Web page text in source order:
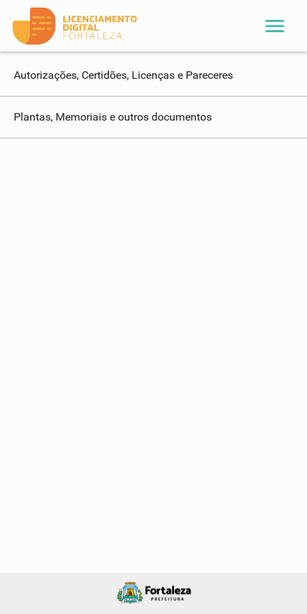
menu
Autorizações, Certidões, Licenças e Pareceres
Plantas, Memoriais e outros documentos